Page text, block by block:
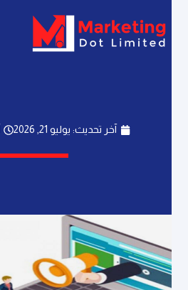
المحتوى
آخر تحديث: يوليو 21, 2026